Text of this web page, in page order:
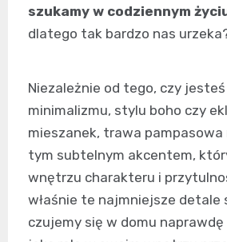
szukamy w codziennym
dlatego tak bardzo nas
Niezależnie od tego, czy
minimalizmu, stylu boho czy
mieszanek, trawa pampasowa
tym subtelnym akcentem,
wnętrzu charakteru i
właśnie te najmniejsze detale
czujemy się w domu naprawdę